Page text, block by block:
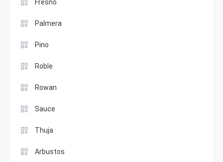
Fresno
Palmera
Pino
Roble
Rowan
Sauce
Thuja
Arbustos